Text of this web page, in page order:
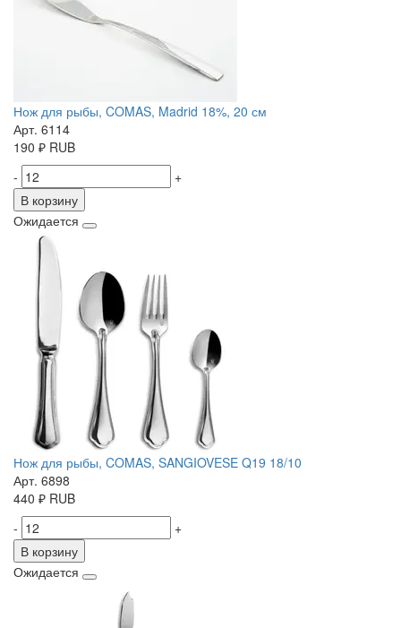
Нож для рыбы, COMAS, Madrid 18%, 20 см
Арт. 6114
190 ₽ RUB
-
+
В корзину
Ожидается
Нож для рыбы, COMAS, SANGIOVESE Q19 18/10
Арт. 6898
440 ₽ RUB
-
+
В корзину
Ожидается